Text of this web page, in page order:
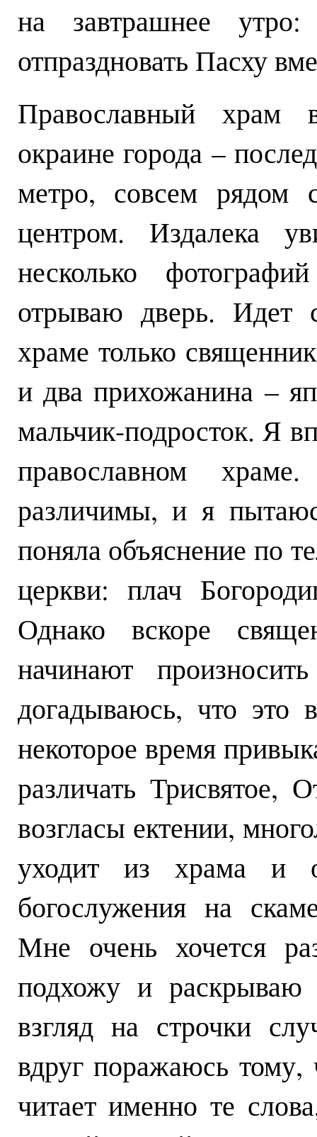
на завтрашнее утро:
отпраздновать Пасху
Православный храм
окраине города –
метро, совсем рядом
центром. Издалека
несколько
отрываю дверь. Идет
храме только
и два прихожанина –
мальчик-подросток. Я
православном
различимы, и я
поняла объяснение по
церкви: плач
Однако вскоре
начинают
догадываюсь, что это
некоторое время
различать Трисвятое,
возгласы ектении,
уходит из храма и
богослужения на
Мне очень хочется
подхожу и раскрываю
взгляд на строчки
вдруг поражаюсь тому,
читает именно те